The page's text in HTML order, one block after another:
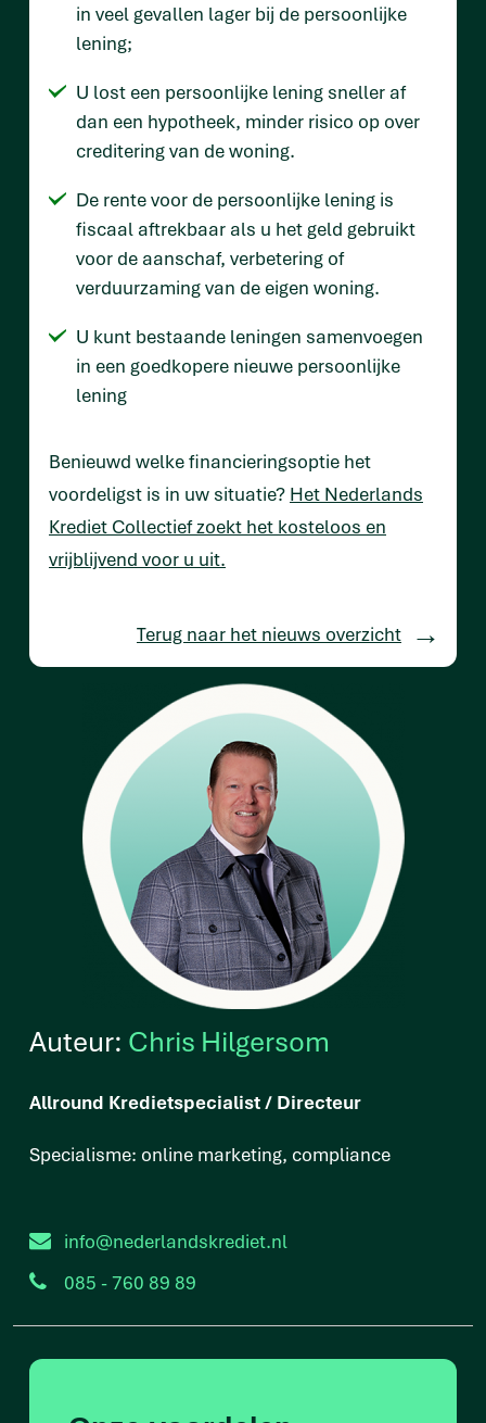
in veel gevallen lager bij de persoonlijke
lening;
U lost een persoonlijke lening sneller af
dan een hypotheek, minder risico op over
creditering van de woning.
De rente voor de persoonlijke lening is
fiscaal aftrekbaar als u het geld gebruikt
voor de aanschaf, verbetering of
verduurzaming van de eigen woning.
U kunt bestaande leningen samenvoegen
in een goedkopere nieuwe persoonlijke
lening
Benieuwd welke financieringsoptie het
voordeligst is in uw situatie? Het Nederlands
Krediet Collectief zoekt het kosteloos en
vrijblijvend voor u uit.
Terug naar het nieuws overzicht
Auteur: Chris Hilgersom
Allround Kredietspecialist / Directeur
Specialisme: online marketing, compliance
info@nederlandskrediet.nl
085 - 760 89 89